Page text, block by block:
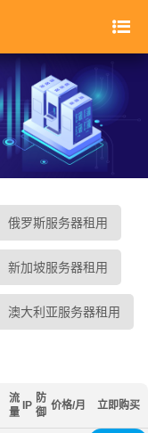
俄罗斯服务器租用
新加坡服务器租用
澳大利亚服务器租用
流
量
IP
防
御
价格/月 立即购买